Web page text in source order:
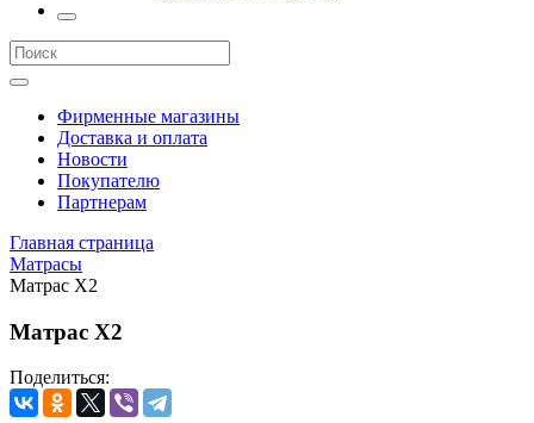
Фирменные магазины
Доставка и оплата
Новости
Покупателю
Партнерам
Главная страница
Матрасы
Матрас X2
Матрас X2
Поделиться: